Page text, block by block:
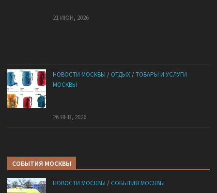
21 ИЮН, 2026
НОВОСТИ МОСКВЫ / ОТДЫХ /ТОВАРЫ И УСЛУГИ
МОСКВЫ
26 ЯНВ, 2026
СОБЫТИЯ МОСКВЫ
НОВОСТИ МОСКВЫ / СОБЫТИЯ МОСКВЫ